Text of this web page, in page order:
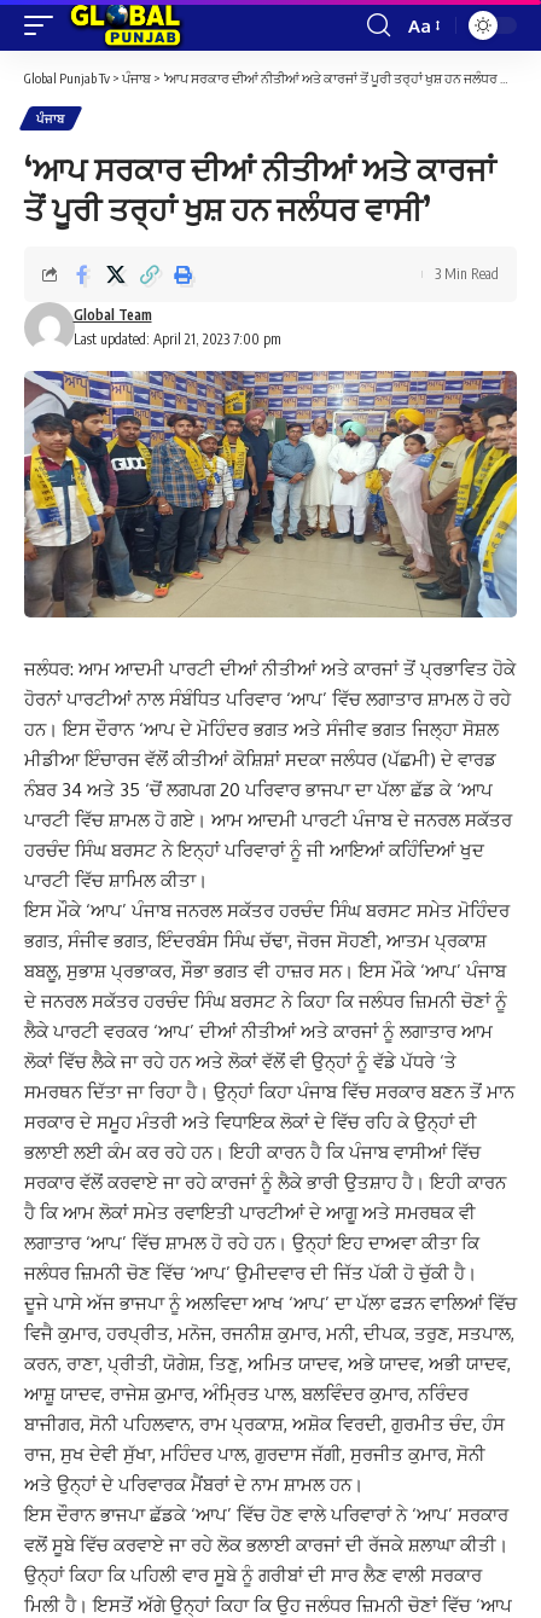
Font
Resizer
Aa
Global Punjab Tv > ਪੰਜਾਬ > ‘ਆਪ ਸਰਕਾਰ ਦੀਆਂ ਨੀਤੀਆਂ ਅਤੇ ਕਾਰਜਾਂ ਤੋਂ ਪੂਰੀ ਤਰ੍ਹਾਂ ਖੁਸ਼ ਹਨ ਜਲੰਧਰ ਵਾਸੀ’
ਪੰਜਾਬ
‘ਆਪ ਸਰਕਾਰ ਦੀਆਂ ਨੀਤੀਆਂ ਅਤੇ ਕਾਰਜਾਂ
ਤੋਂ ਪੂਰੀ ਤਰ੍ਹਾਂ ਖੁਸ਼ ਹਨ ਜਲੰਧਰ ਵਾਸੀ’
Last updated: April 21, 2023 7:00 pm
Global Team
3 Min Read
ਜਲੰਧਰ: ਆਮ ਆਦਮੀ ਪਾਰਟੀ ਦੀਆਂ ਨੀਤੀਆਂ ਅਤੇ ਕਾਰਜਾਂ ਤੋਂ ਪ੍ਰਭਾਵਿਤ ਹੋਕੇ
ਹੋਰਨਾਂ ਪਾਰਟੀਆਂ ਨਾਲ ਸੰਬੰਧਿਤ ਪਰਿਵਾਰ ‘ਆਪ’ ਵਿੱਚ ਲਗਾਤਾਰ ਸ਼ਾਮਲ ਹੋ ਰਹੇ
ਹਨ। ਇਸ ਦੌਰਾਨ ‘ਆਪ ਦੇ ਮੋਹਿੰਦਰ ਭਗਤ ਅਤੇ ਸੰਜੀਵ ਭਗਤ ਜਿਲ੍ਹਾ ਸੋਸ਼ਲ
ਮੀਡੀਆ ਇੰਚਾਰਜ ਵੱਲੋਂ ਕੀਤੀਆਂ ਕੋਸ਼ਿਸ਼ਾਂ ਸਦਕਾ ਜਲੰਧਰ (ਪੱਛਮੀ) ਦੇ ਵਾਰਡ
ਨੰਬਰ 34 ਅਤੇ 35 ‘ਚੋਂ ਲਗਪਗ 20 ਪਰਿਵਾਰ ਭਾਜਪਾ ਦਾ ਪੱਲਾ ਛੱਡ ਕੇ ‘ਆਪ
ਪਾਰਟੀ ਵਿੱਚ ਸ਼ਾਮਲ ਹੋ ਗਏ। ਆਮ ਆਦਮੀ ਪਾਰਟੀ ਪੰਜਾਬ ਦੇ ਜਨਰਲ ਸਕੱਤਰ
ਹਰਚੰਦ ਸਿੰਘ ਬਰਸਟ ਨੇ ਇਨ੍ਹਾਂ ਪਰਿਵਾਰਾਂ ਨੂੰ ਜੀ ਆਇਆਂ ਕਹਿੰਦਿਆਂ ਖੁਦ
ਪਾਰਟੀ ਵਿੱਚ ਸ਼ਾਮਿਲ ਕੀਤਾ।
ਇਸ ਮੌਕੇ ‘ਆਪ’ ਪੰਜਾਬ ਜਨਰਲ ਸਕੱਤਰ ਹਰਚੰਦ ਸਿੰਘ ਬਰਸਟ ਸਮੇਤ ਮੋਹਿੰਦਰ
ਭਗਤ, ਸੰਜੀਵ ਭਗਤ, ਇੰਦਰਬੰਸ ਸਿੰਘ ਚੱਢਾ, ਜੋਰਜ ਸੋਹਣੀ, ਆਤਮ ਪ੍ਰਕਾਸ਼
ਬਬਲੂ, ਸੁਭਾਸ਼ ਪ੍ਰਭਾਕਰ, ਸੌਭਾ ਭਗਤ ਵੀ ਹਾਜ਼ਰ ਸਨ। ਇਸ ਮੌਕੇ ‘ਆਪ’ ਪੰਜਾਬ
ਦੇ ਜਨਰਲ ਸਕੱਤਰ ਹਰਚੰਦ ਸਿੰਘ ਬਰਸਟ ਨੇ ਕਿਹਾ ਕਿ ਜਲੰਧਰ ਜ਼ਿਮਨੀ ਚੋਣਾਂ ਨੂੰ
ਲੈਕੇ ਪਾਰਟੀ ਵਰਕਰ ‘ਆਪ’ ਦੀਆਂ ਨੀਤੀਆਂ ਅਤੇ ਕਾਰਜਾਂ ਨੂੰ ਲਗਾਤਾਰ ਆਮ
ਲੋਕਾਂ ਵਿੱਚ ਲੈਕੇ ਜਾ ਰਹੇ ਹਨ ਅਤੇ ਲੋਕਾਂ ਵੱਲੋਂ ਵੀ ਉਨ੍ਹਾਂ ਨੂੰ ਵੱਡੇ ਪੱਧਰੇ ‘ਤੇ
ਸਮਰਥਨ ਦਿੱਤਾ ਜਾ ਰਿਹਾ ਹੈ। ਉਨ੍ਹਾਂ ਕਿਹਾ ਪੰਜਾਬ ਵਿੱਚ ਸਰਕਾਰ ਬਣਨ ਤੋਂ ਮਾਨ
ਸਰਕਾਰ ਦੇ ਸਮੂਹ ਮੰਤਰੀ ਅਤੇ ਵਿਧਾਇਕ ਲੋਕਾਂ ਦੇ ਵਿੱਚ ਰਹਿ ਕੇ ਉਨ੍ਹਾਂ ਦੀ
ਭਲਾਈ ਲਈ ਕੰਮ ਕਰ ਰਹੇ ਹਨ। ਇਹੀ ਕਾਰਨ ਹੈ ਕਿ ਪੰਜਾਬ ਵਾਸੀਆਂ ਵਿੱਚ
ਸਰਕਾਰ ਵੱਲੋਂ ਕਰਵਾਏ ਜਾ ਰਹੇ ਕਾਰਜਾਂ ਨੂੰ ਲੈਕੇ ਭਾਰੀ ਉਤਸ਼ਾਹ ਹੈ। ਇਹੀ ਕਾਰਨ
ਹੈ ਕਿ ਆਮ ਲੋਕਾਂ ਸਮੇਤ ਰਵਾਇਤੀ ਪਾਰਟੀਆਂ ਦੇ ਆਗੂ ਅਤੇ ਸਮਰਥਕ ਵੀ
ਲਗਾਤਾਰ ‘ਆਪ’ ਵਿੱਚ ਸ਼ਾਮਲ ਹੋ ਰਹੇ ਹਨ। ਉਨ੍ਹਾਂ ਇਹ ਦਾਅਵਾ ਕੀਤਾ ਕਿ
ਜਲੰਧਰ ਜ਼ਿਮਨੀ ਚੋਣ ਵਿੱਚ ‘ਆਪ’ ਉਮੀਦਵਾਰ ਦੀ ਜਿੱਤ ਪੱਕੀ ਹੋ ਚੁੱਕੀ ਹੈ।
ਦੂਜੇ ਪਾਸੇ ਅੱਜ ਭਾਜਪਾ ਨੂੰ ਅਲਵਿਦਾ ਆਖ ‘ਆਪ’ ਦਾ ਪੱਲਾ ਫੜਨ ਵਾਲਿਆਂ ਵਿੱਚ
ਵਿਜੈ ਕੁਮਾਰ, ਹਰਪ੍ਰੀਤ, ਮਨੋਜ, ਰਜਨੀਸ਼ ਕੁਮਾਰ, ਮਨੀ, ਦੀਪਕ, ਤਰੁਣ, ਸਤਪਾਲ,
ਕਰਨ, ਰਾਣਾ, ਪ੍ਰੀਤੀ, ਯੋਗੇਸ਼, ਤਿਣੁ, ਅਮਿਤ ਯਾਦਵ, ਅਭੇ ਯਾਦਵ, ਅਭੀ ਯਾਦਵ,
ਆਸ਼ੂ ਯਾਦਵ, ਰਾਜੇਸ਼ ਕੁਮਾਰ, ਅੰਮ੍ਰਿਤ ਪਾਲ, ਬਲਵਿੰਦਰ ਕੁਮਾਰ, ਨਰਿੰਦਰ
ਬਾਜੀਗਰ, ਸੋਨੀ ਪਹਿਲਵਾਨ, ਰਾਮ ਪ੍ਰਕਾਸ਼, ਅਸ਼ੋਕ ਵਿਰਦੀ, ਗੁਰਮੀਤ ਚੰਦ, ਹੰਸ
ਰਾਜ, ਸੁਖ ਦੇਵੀ ਸੁੱਖਾ, ਮਹਿੰਦਰ ਪਾਲ, ਗੁਰਦਾਸ ਜੱਗੀ, ਸੁਰਜੀਤ ਕੁਮਾਰ, ਸੋਨੀ
ਅਤੇ ਉਨ੍ਹਾਂ ਦੇ ਪਰਿਵਾਰਕ ਮੈਂਬਰਾਂ ਦੇ ਨਾਮ ਸ਼ਾਮਲ ਹਨ।
ਇਸ ਦੌਰਾਨ ਭਾਜਪਾ ਛੱਡਕੇ ‘ਆਪ’ ਵਿੱਚ ਹੋਣ ਵਾਲੇ ਪਰਿਵਾਰਾਂ ਨੇ ‘ਆਪ’ ਸਰਕਾਰ
ਵਲੋਂ ਸੂਬੇ ਵਿੱਚ ਕਰਵਾਏ ਜਾ ਰਹੇ ਲੋਕ ਭਲਾਈ ਕਾਰਜਾਂ ਦੀ ਰੱਜਕੇ ਸ਼ਲਾਘਾ ਕੀਤੀ।
ਉਨ੍ਹਾਂ ਕਿਹਾ ਕਿ ਪਹਿਲੀ ਵਾਰ ਸੂਬੇ ਨੂੰ ਗਰੀਬਾਂ ਦੀ ਸਾਰ ਲੈਣ ਵਾਲੀ ਸਰਕਾਰ
ਮਿਲੀ ਹੈ। ਇਸਤੋਂ ਅੱਗੇ ਉਨ੍ਹਾਂ ਕਿਹਾ ਕਿ ਉਹ ਜਲੰਧਰ ਜ਼ਿਮਨੀ ਚੋਣਾਂ ਵਿੱਚ ‘ਆਪ